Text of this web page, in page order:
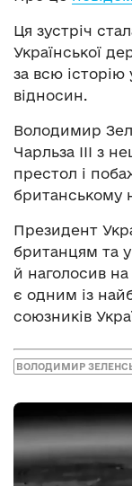
Ця зустріч
Української
за всю історію
відносин.
Володимир
Чарльза ІІІ з
престол і
британському
Президент
британцям та
й наголосив
є одним із
союзників
ВОЛОДИМИР